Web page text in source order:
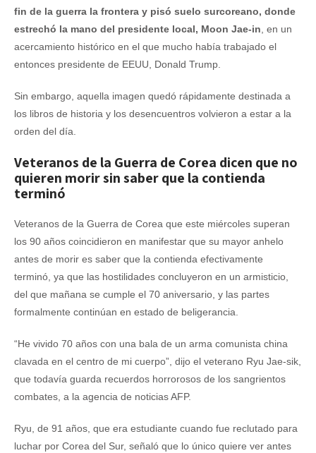
fin de la guerra la frontera y pisó suelo surcoreano, donde
estrechó la mano del presidente local, Moon Jae-in , en un
acercamiento histórico en el que mucho había trabajado el
entonces presidente de EEUU, Donald Trump.
Sin embargo, aquella imagen quedó rápidamente destinada a
los libros de historia y los desencuentros volvieron a estar a la
orden del día.
Veteranos de la Guerra de Corea dicen que no
quieren morir sin saber que la contienda
terminó
Veteranos de la Guerra de Corea que este miércoles superan
los 90 años coincidieron en manifestar que su mayor anhelo
antes de morir es saber que la contienda efectivamente
terminó, ya que las hostilidades concluyeron en un armisticio,
del que mañana se cumple el 70 aniversario, y las partes
formalmente continúan en estado de beligerancia.
“He vivido 70 años con una bala de un arma comunista china
clavada en el centro de mi cuerpo”, dijo el veterano Ryu Jae-sik,
que todavía guarda recuerdos horrorosos de los sangrientos
combates, a la agencia de noticias AFP.
Ryu, de 91 años, que era estudiante cuando fue reclutado para
luchar por Corea del Sur, señaló que lo único quiere ver antes